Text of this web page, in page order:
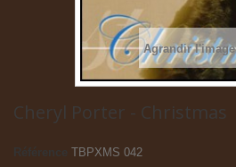
Agrandir l'image
Cheryl Porter - Christmas
Référence
TBPXMS 042